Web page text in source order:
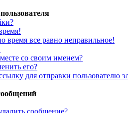
время все равно неправильное!
со своим именем?
его?
для отправки пользователю
сообщение?